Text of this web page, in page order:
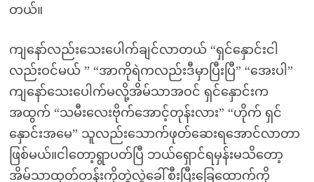
တယ်။
ကျနော်လည်းသေးပေါက်ချင်လာတယ် “ရှင်နှောင်းငါ
လည်းဝင်မယ် ” “အာကိုရဲကလည်းဒီမှာပြီးပြီ” “အေးပါ”
ကျနော်သေးပေါက်မလို့အိမ်သာအဝင် ရှင်နှောင်းက
အထွက် “သမီးလေးဗိုက်အောင့်တုန်းလား” “ဟိုက် ရှင်
နှောင်းအမေ” သူလည်းသောက်ဖုတ်ဆေးရအောင်လာတာ
ဖြစ်မယ်။ငါတော့ရွာပတ်ပြီ ဘယ်ရှောင်ရမှန်းမသိတော့
အိမ်သာထုတ်တန်းကိုတွဲလွဲခေါ်စီးပြီးခြေထောက်ကို